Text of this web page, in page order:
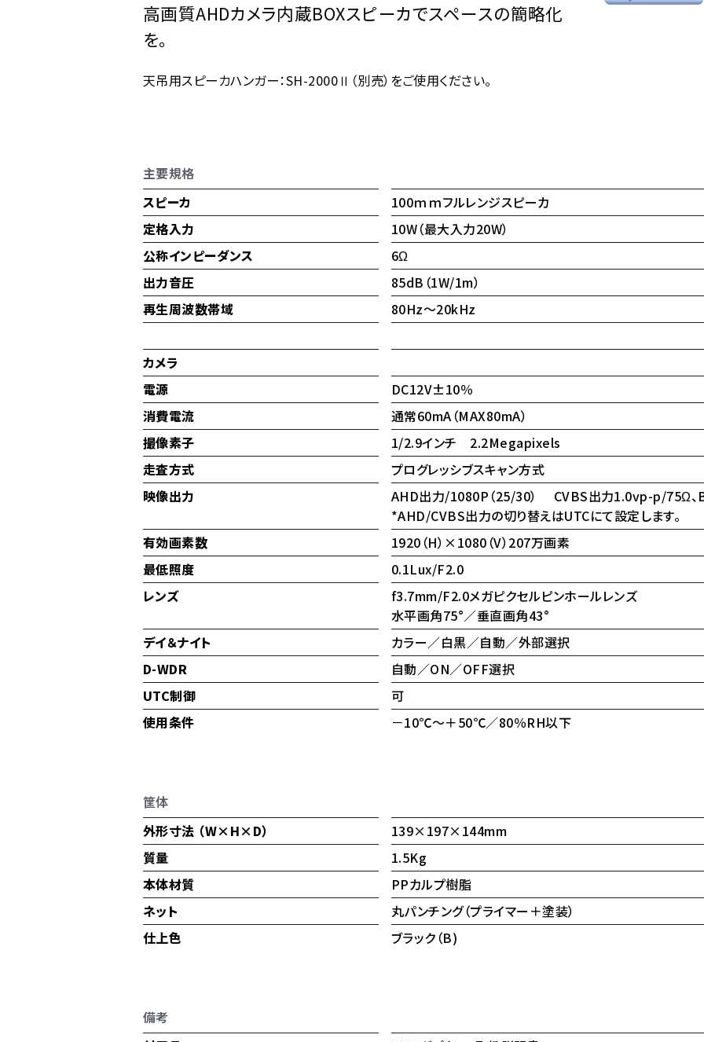
高画質AHDカメラ内蔵BOXスピーカでスペースの簡略化
を。
天吊用スピーカハンガー：SH-2000Ⅱ（別売）をご使用ください。
主要規格
スピーカ
100ｍｍフルレンジスピーカ
定格入力
10W（最大入力20W）
公称インピーダンス
6Ω
出力音圧
85dB（1W/1m）
再生周波数帯域
80Hz～20kHz
カメラ
電源
DC12V±10％
消費電流
通常60mA（MAX80mA）
撮像素子
1/2.9インチ 2.2Megapixels
走査方式
プログレッシブスキャン方式
映像出力
AHD出力/1080P（25/30） CVBS出力1.0vp-p/75Ω、
*AHD/CVBS出力の切り替えはUTCにて設定します。
有効画素数
1920（H）×1080（V）207万画素
最低照度
0.1Lux/F2.0
レンズ
f3.7mm/F2.0メガピクセルピンホールレンズ
水平画角75°／垂直画角43°
デイ＆ナイト
カラー／白黒／自動／外部選択
D-WDR
自動／ON／OFF選択
UTC制御
可
使用条件
－10℃～＋50℃／80％RH以下
筐体
外形寸法 （W×H×D）
139×197×144mm
質量
1.5Kg
本体材質
PPカルプ樹脂
ネット
丸パンチング（プライマー＋塗装）
仕上色
ブラック（B)
備考